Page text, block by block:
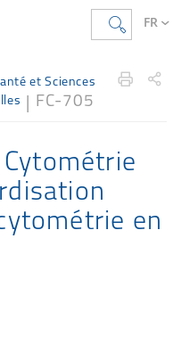
FR
et Sciences
FC-705
en